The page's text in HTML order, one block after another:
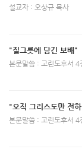
설교자 : 오상규 목사
"질그릇에 담긴 보배"
본문말씀 : 고린도후서 4
"오직 그리스도만 전
본문말씀 : 고린도후서 4